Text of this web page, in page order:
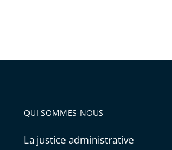
QUI SOMMES-NOUS
La justice administrative